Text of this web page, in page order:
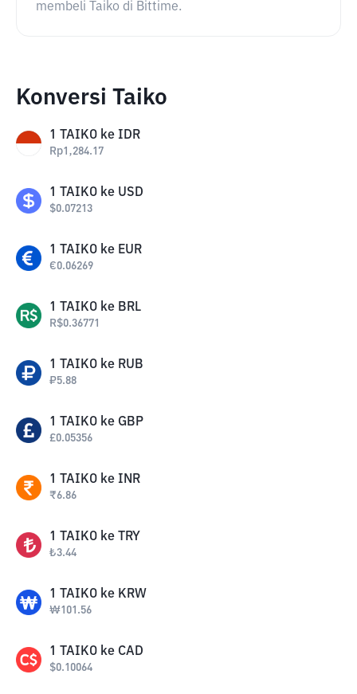
membeli Taiko di Bittime.
Konversi Taiko
1 TAIKO ke IDR
Rp1,284.17
1 TAIKO ke USD
$0.07213
1 TAIKO ke EUR
€0.06269
1 TAIKO ke BRL
R$0.36771
1 TAIKO ke RUB
₽5.88
1 TAIKO ke GBP
£0.05356
1 TAIKO ke INR
₹6.86
1 TAIKO ke TRY
₺3.44
1 TAIKO ke KRW
₩101.56
1 TAIKO ke CAD
$0.10064